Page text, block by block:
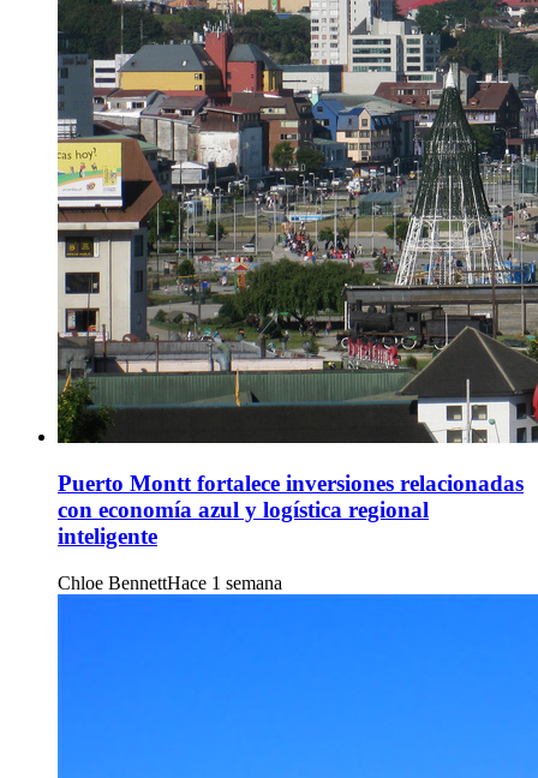
Puerto Montt fortalece inversiones relacionadas
con economía azul y logística regional
inteligente
Chloe BennettHace 1 semana